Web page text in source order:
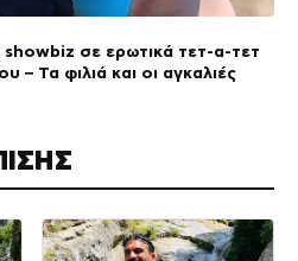
σε ερωτικά τετ-α-τετ
– Τα φιλιά και οι αγκαλιές